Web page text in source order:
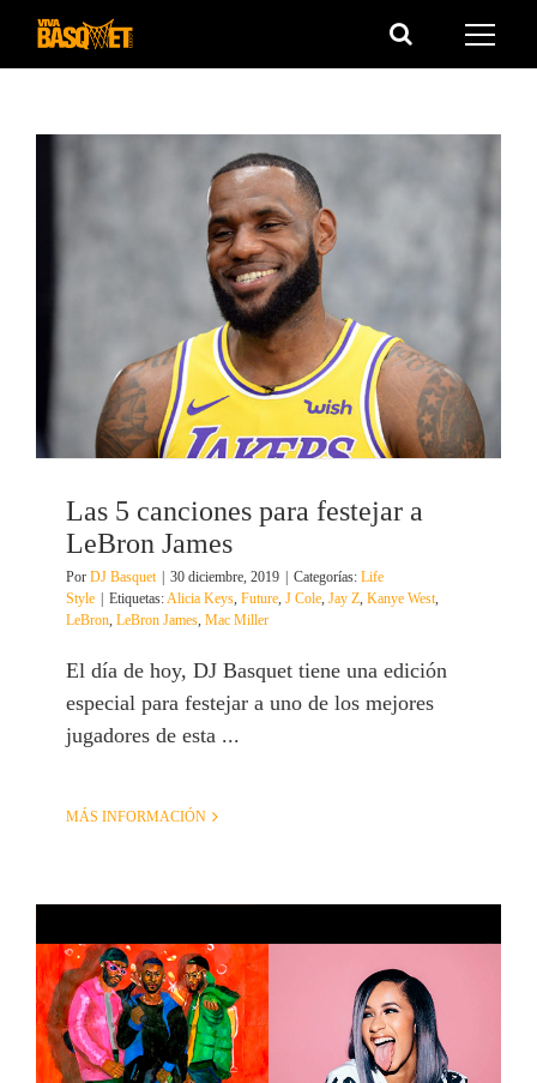
Saltar
Las 5 canciones para festejar a
LeBron James
Por DJ Basquet | 30 diciembre, 2019 | Categorías: Life
Style | Etiquetas: Alicia Keys Future J Cole Jay Z Kanye West
LeBron LeBron James Mac Miller
El día de hoy, DJ Basquet tiene una edición
especial para festejar a uno de los mejores
jugadores de esta ...
MÁS INFORMACIÓN